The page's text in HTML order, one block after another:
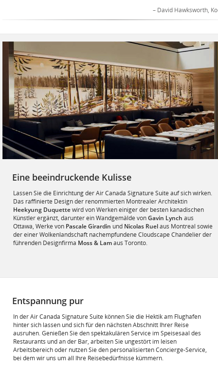
– David Hawksworth,
Eine beeindruckende Kulisse
Lassen Sie die Einrichtung der Air Canada Signature Suite auf sich wirken.
Das raffinierte Design der renommierten Montrealer Architektin
Heekyung Duquettewird von Werken einiger der besten kanadischen
Künstler ergänzt, darunter ein Wandgemälde vonGavin Lynch aus
Ottawa, Werke von Pascale Girardin und Nicolas Ruelaus Montreal sowie
der einer Wolkenlandschaft nachempfundene Cloudscape Chandelier der
führenden Designfirma Moss & Lamaus Toronto.
Entspannung pur
In der Air Canada Signature Suite können Sie die Hektik am Flughafen
hinter sich lassen und sich für den nächsten Abschnitt Ihrer Reise
ausruhen. Genießen Sie den spektakulären Service im Speisesaal des
Restaurants und an der Bar, arbeiten Sie ungestört im leisen
Arbeitsbereich oder nutzen Sie den personalisierten Concierge-Service,
bei dem wir uns um all Ihre Reisebedürfnisse kümmern.